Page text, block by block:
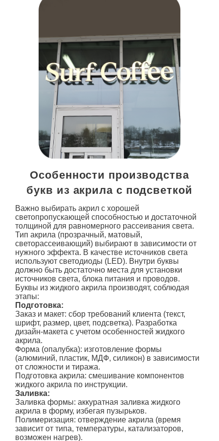
Особенности производства
букв из акрила с подсветкой
Важно выбирать акрил с хорошей
светопропускающей способностью и достаточной
толщиной для равномерного рассеивания света.
Тип акрила (прозрачный, матовый,
светорассеивающий) выбирают в зависимости от
нужного эффекта. В качестве источников света
используют светодиоды (LED). Внутри буквы
должно быть достаточно места для установки
источников света, блока питания и проводов.
Буквы из жидкого акрила производят, соблюдая
этапы:
Подготовка:
Заказ и макет: сбор требований клиента (текст,
шрифт, размер, цвет, подсветка). Разработка
дизайн-макета с учетом особенностей жидкого
акрила.
Форма (опалубка): изготовление формы
(алюминий, пластик, МДФ, силикон) в зависимости
от сложности и тиража.
Подготовка акрила: смешивание компонентов
жидкого акрила по инструкции.
Заливка:
Заливка формы: аккуратная заливка жидкого
акрила в форму, избегая пузырьков.
Полимеризация: отверждение акрила (время
зависит от типа, температуры, катализаторов,
возможен нагрев).